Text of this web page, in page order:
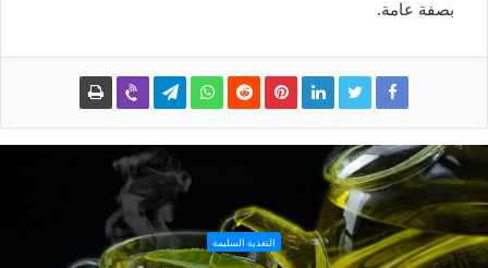
بصفة عامة.
التغذية السليمة